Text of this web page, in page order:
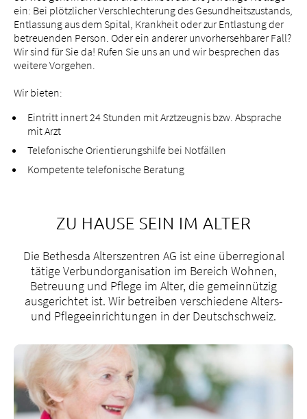
bei uns arbeiten
ein: Bei plötzlicher Verschlechterung des Gesundheitszustands,
Entlassung aus dem Spital, Krankheit oder zur Entlastung der
betreuenden Person. Oder ein anderer unvorhersehbarer Fall?
Wir sind für Sie da! Rufen Sie uns an und wir besprechen das
weitere Vorgehen.
Wir bieten:
Eintritt innert 24 Stunden mit Arztzeugnis bzw. Absprache
mit Arzt
Telefonische Orientierungshilfe bei Notfällen
Kompetente telefonische Beratung
ZU HAUSE SEIN IM ALTER
Die Bethesda Alterszentren AG ist eine überregional
tätige Verbundorganisation im Bereich Wohnen,
Betreuung und Pflege im Alter, die gemeinnützig
ausgerichtet ist. Wir betreiben verschiedene Alters-
und Pflegeeinrichtungen in der Deutschschweiz.